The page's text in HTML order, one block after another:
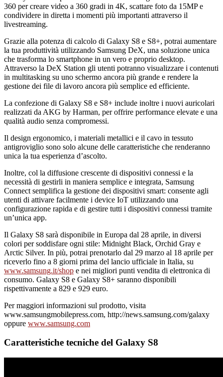
360 per creare video a 360 gradi in 4K, scattare foto da 15MP e
condividere in diretta i momenti più importanti attraverso il
livestreaming.
Grazie alla potenza di calcolo di Galaxy S8 e S8+, potrai aumentare
la tua produttività utilizzando Samsung DeX, una soluzione unica
che trasforma lo smartphone in un vero e proprio desktop.
Attraverso la DeX Station gli utenti potranno visualizzare i contenuti
in multitasking su uno schermo ancora più grande e rendere la
gestione dei file di lavoro ancora più semplice ed efficiente.
La confezione di Galaxy S8 e S8+ include inoltre i nuovi auricolari
realizzati da AKG by Harman, per offrire performance elevate e una
qualità audio senza compromessi.
Il design ergonomico, i materiali metallici e il cavo in tessuto
antigroviglio sono solo alcune delle caratteristiche che renderanno
unica la tua esperienza d’ascolto.
Inoltre, col la diffusione crescente di dispositivi connessi e la
necessità di gestirli in maniera semplice e integrata, Samsung
Connect semplifica la gestione dei dispositivi smart: consente agli
utenti di attivare facilmente i device IoT utilizzando una
configurazione rapida e di gestire tutti i dispositivi connessi tramite
un’unica app.
Il Galaxy S8 sarà disponibile in Europa dal 28 aprile, in diversi
colori per soddisfare ogni stile: Midnight Black, Orchid Gray e
Arctic Silver. In più, potrai prenotarlo dal 29 marzo al 18 aprile per
riceverlo fino a 8 giorni prima del lancio ufficiale in Italia, su
www.samsung.it/shop e nei migliori punti vendita di elettronica di
consumo. Galaxy S8 e Galaxy S8+ saranno disponibili
rispettivamente a 829 e 929 euro.
Per maggiori informazioni sul prodotto, visita
www.samsungmobilepress.com, http://news.samsung.com/galaxy
oppure www.samsung.com
Caratteristiche tecniche del Galaxy S8